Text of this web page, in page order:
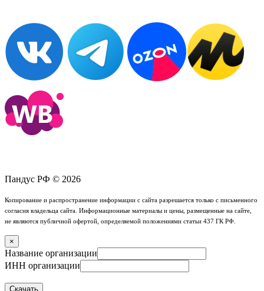
Пандус РФ © 2026
Копирование и распространение информации с сайта разрешается только с письменного
согласия владельца сайта. Информационные материалы и цены, размещенные на сайте,
не являются публичной офертой, определяемой положениями статьи 437 ГК РФ.
×
Название организации
ИНН организации
Скачать